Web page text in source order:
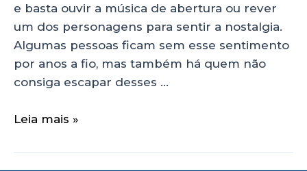
e basta ouvir a música de abertura ou rever
um dos personagens para sentir a nostalgia.
Algumas pessoas ficam sem esse sentimento
por anos a fio, mas também há quem não
consiga escapar desses …
Leia mais »